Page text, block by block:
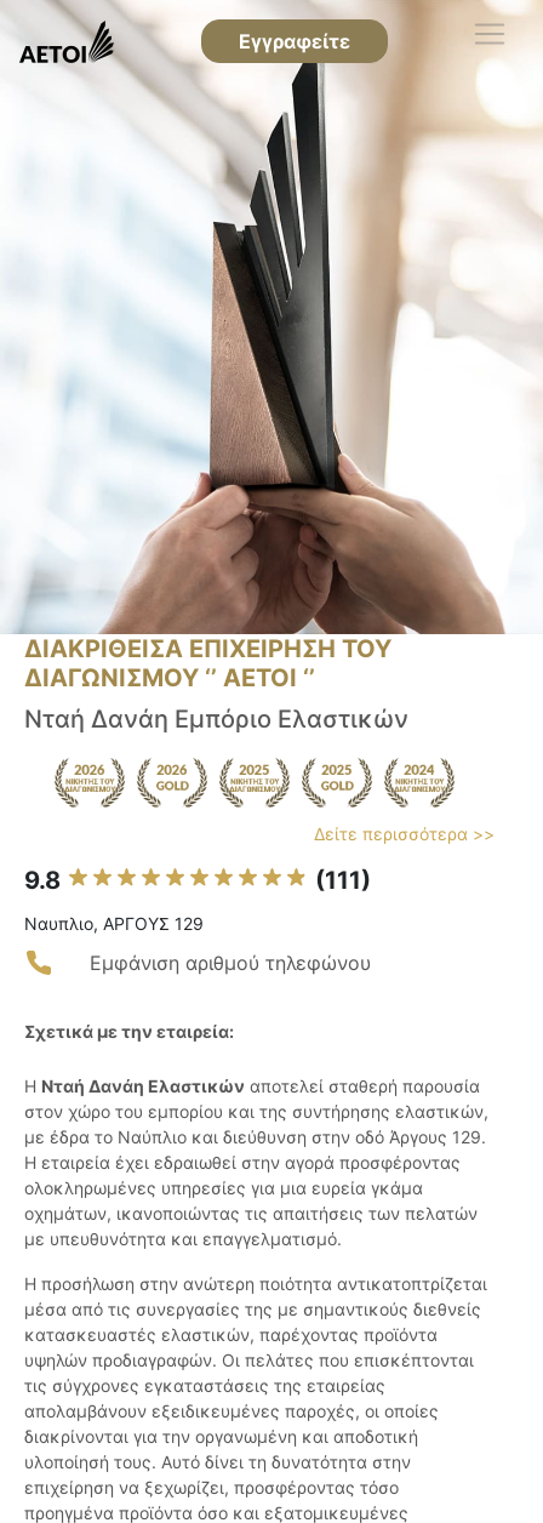
Εγγραφείτε
ΔΙΑΚΡΙΘΕΙΣΑ ΕΠΙΧΕΙΡΗΣΗ ΤΟΥ
ΔΙΑΓΩΝΙΣΜΟΥ ‘’ ΑΕΤΟΙ ‘’
Νταή Δανάη Εμπόριο Ελαστικών
Δείτε περισσότερα >>
9.8 (111)
Ναυπλιο, ΑΡΓΟΥΣ 129
Εμφάνιση αριθμού τηλεφώνου
Σχετικά με την εταιρεία:
Η Νταή Δανάη Ελαστικών αποτελεί σταθερή παρουσία
στον χώρο του εμπορίου και της συντήρησης ελαστικών,
με έδρα το Ναύπλιο και διεύθυνση στην οδό Άργους 129.
Η εταιρεία έχει εδραιωθεί στην αγορά προσφέροντας
ολοκληρωμένες υπηρεσίες για μια ευρεία γκάμα
οχημάτων, ικανοποιώντας τις απαιτήσεις των πελατών
με υπευθυνότητα και επαγγελματισμό.
Η προσήλωση στην ανώτερη ποιότητα αντικατοπτρίζεται
μέσα από τις συνεργασίες της με σημαντικούς διεθνείς
κατασκευαστές ελαστικών, παρέχοντας προϊόντα
υψηλών προδιαγραφών. Οι πελάτες που επισκέπτονται
τις σύγχρονες εγκαταστάσεις της εταιρείας
απολαμβάνουν εξειδικευμένες παροχές, οι οποίες
διακρίνονται για την οργανωμένη και αποδοτική
υλοποίησή τους. Αυτό δίνει τη δυνατότητα στην
επιχείρηση να ξεχωρίζει, προσφέροντας τόσο
προηγμένα προϊόντα όσο και εξατομικευμένες